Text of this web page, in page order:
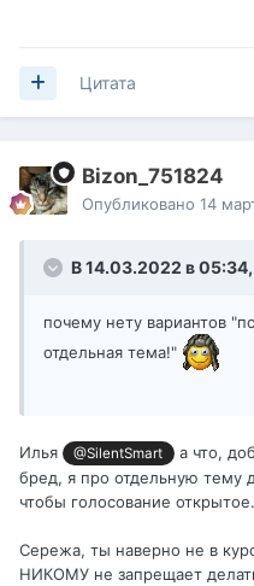
Цитата
Bizon_751824
Опубликовано 14
В 14.03.2022 в 05:34,
почему нету вариантов
отдельная тема!"
Илья @SilentSmart
а что,
бред, я про отдельную тему
чтобы голосование открытое.
Сережа, ты наверно не в
НИКОМУ не запрещает